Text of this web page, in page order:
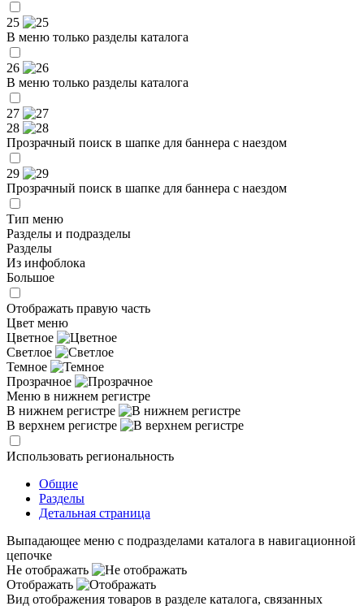
25
В меню только разделы каталога
26
В меню только разделы каталога
27
28
Прозрачный поиск в шапке для баннера с наездом
29
Прозрачный поиск в шапке для баннера с наездом
Тип меню
Разделы и подразделы
Разделы
Из инфоблока
Большое
Отображать правую часть
Цвет меню
Цветное
Светлое
Темное
Прозрачное
Меню в нижнем регистре
В нижнем регистре
В верхнем регистре
Использовать региональность
Общие
Разделы
Детальная страница
Выпадающее меню с подразделами каталога в навигационной
цепочке
Не отображать
Отображать
Вид отображения товаров в разделе каталога, связанных